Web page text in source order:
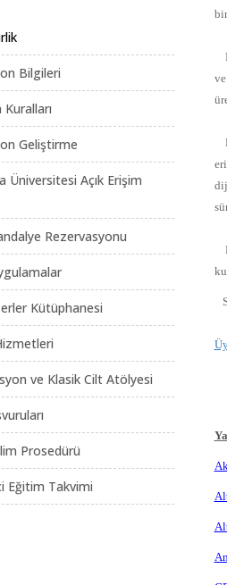
Bilgileri
Kuralları
Geliştirme
Üniversitesi Açık Erişim
Rezervasyonu
Kütüphanesi
ve Klasik Cilt Atölyesi
Prosedürü
Eğitim Takvimi